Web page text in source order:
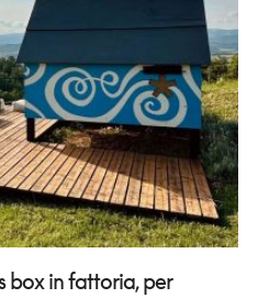
box in fattoria, per